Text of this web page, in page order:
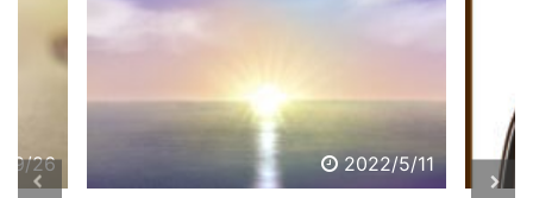
9/26
2022/5/11